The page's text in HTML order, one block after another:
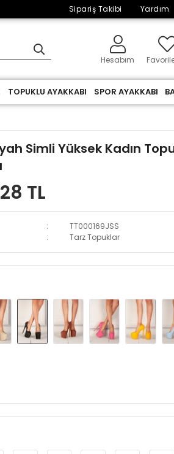
Sipariş Takibi Yardım
Hesabım
TOPUKLU AYAKKABI SPOR AYAKKABI
Simli Yüksek Kadın
TL
TT000169JSS
Tarz Topuklar